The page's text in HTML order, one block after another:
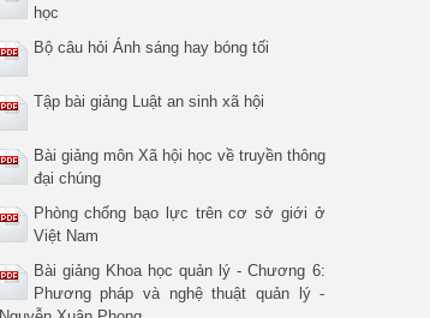
học
Bộ câu hỏi Ánh sáng hay bóng tối
Tập bài giảng Luật an sinh xã hội
Bài giảng môn Xã hội học về truyền thông
đại chúng
Phòng chống bạo lực trên cơ sở giới ở
Việt Nam
Bài giảng Khoa học quản lý - Chương 6:
Phương pháp và nghệ thuật quản lý -